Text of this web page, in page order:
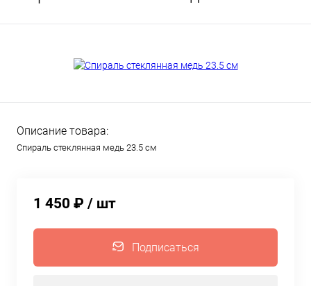
Описание товара:
Спираль стеклянная медь 23.5 см
1 450 ₽ / шт
Подписаться